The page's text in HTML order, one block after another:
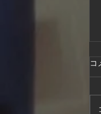
コ